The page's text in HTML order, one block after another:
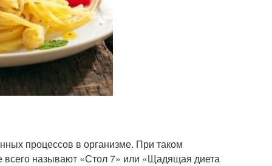
процессов в организме. При таком
всего называют «Стол 7» или «Щадящая диета